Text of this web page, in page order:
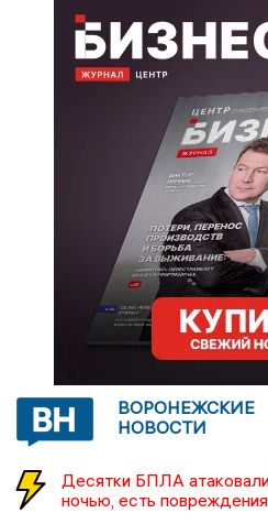
ВОРОНЕЖСКИЕ
НОВОСТИ
Десятки БПЛА
ночью, есть повреждения